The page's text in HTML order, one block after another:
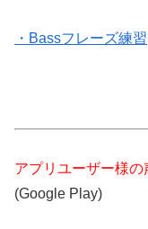
・Bassフレーズ練習
アプリユーザー様の
(Google Play)